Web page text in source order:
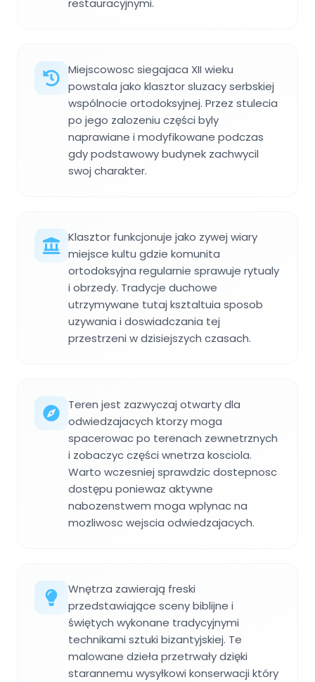
restauracyjnymi.
Miejscowosc siegajaca XII wieku
powstala jako klasztor sluzacy serbskiej
wspólnocie ortodoksyjnej. Przez stulecia
po jego zalozeniu części byly
naprawiane i modyfikowane podczas
gdy podstawowy budynek zachwycil
swoj charakter.
Klasztor funkcjonuje jako zywej wiary
miejsce kultu gdzie komunita
ortodoksyjna regularnie sprawuje rytualy
i obrzedy. Tradycje duchowe
utrzymywane tutaj ksztaltuia sposob
uzywania i doswiadczania tej
przestrzeni w dzisiejszych czasach.
Teren jest zazwyczaj otwarty dla
odwiedzajacych ktorzy moga
spacerowac po terenach zewnetrznych
i zobaczyc części wnetrza kosciola.
Warto wczesniej sprawdzic dostepnosc
dostępu poniewaz aktywne
nabozenstwem moga wplynac na
mozliwosc wejscia odwiedzajacych.
Wnętrza zawierają freski
przedstawiające sceny biblijne i
świętych wykonane tradycyjnymi
technikami sztuki bizantyjskiej. Te
malowane dzieła przetrwały dzięki
starannemu wysyłkowi konserwacji który